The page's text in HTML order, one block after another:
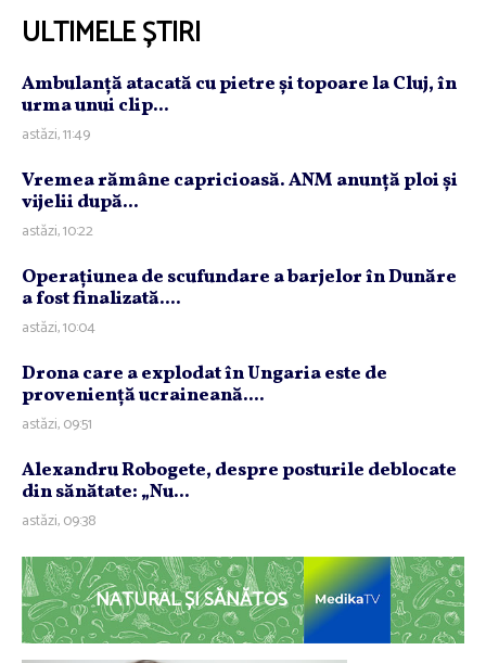
ULTIMELE ȘTIRI
Ambulanţă atacată cu pietre şi topoare la Cluj, în
urma unui clip...
astăzi, 11:49
Vremea rămâne capricioasă. ANM anunţă ploi şi
vijelii după...
astăzi, 10:22
Operaţiunea de scufundare a barjelor în Dunăre
a fost finalizată....
astăzi, 10:04
Drona care a explodat în Ungaria este de
provenienţă ucraineană....
astăzi, 09:51
Alexandru Robogete, despre posturile deblocate
din sănătate: „Nu...
astăzi, 09:38
NATURAL ȘI SĂNĂTOS